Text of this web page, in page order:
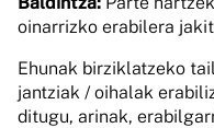
oinarrizko erabilera
Ehunak birziklatzeko
jantziak / oihalak
ditugu, arinak,